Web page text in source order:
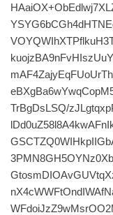
TrBgDsLSQ/